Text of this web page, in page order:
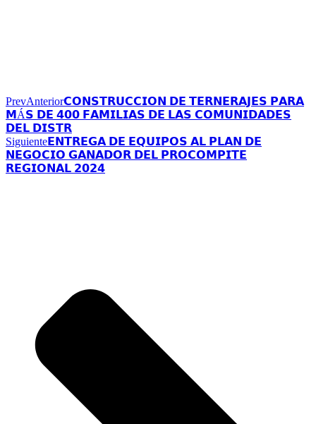
PrevAnterior𝗖𝗢𝗡𝗦𝗧𝗥𝗨𝗖𝗖𝗜𝗢𝗡 𝗗𝗘 𝗧𝗘𝗥𝗡𝗘𝗥𝗔𝗝𝗘𝗦 𝗣𝗔𝗥𝗔
𝗠Á𝗦 𝗗𝗘 𝟰𝟬𝟬 𝗙𝗔𝗠𝗜𝗟𝗜𝗔𝗦 𝗗𝗘 𝗟𝗔𝗦 𝗖𝗢𝗠𝗨𝗡𝗜𝗗𝗔𝗗𝗘𝗦
𝗗𝗘𝗟 𝗗𝗜𝗦𝗧𝗥
Siguiente 𝗘𝗡𝗧𝗥𝗘𝗚𝗔 𝗗𝗘 𝗘𝗤𝗨𝗜𝗣𝗢𝗦 𝗔𝗟 𝗣𝗟𝗔𝗡 𝗗𝗘
𝗡𝗘𝗚𝗢𝗖𝗜𝗢 𝗚𝗔𝗡𝗔𝗗𝗢𝗥 𝗗𝗘𝗟 𝗣𝗥𝗢𝗖𝗢𝗠𝗣𝗜𝗧𝗘
𝗥𝗘𝗚𝗜𝗢𝗡𝗔𝗟 𝟮𝟬𝟮𝟰